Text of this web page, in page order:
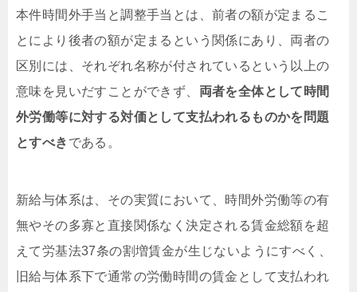
本件時間外手当と調整手当とは、前者の額が定まるこ
とにより後者の額が定まるという関係にあり、両者の
区別には、それぞれ名称が付されているという以上の
意味を見いだすことができず、 両者を全体として時間
外労働等に対する対価として支払われるものかを問題
とすべき である。
新給与体系は、その実質において、時間外労働等の有
無やその多寡と直接関係なく決定される賃金総額を超
えて労基法37条の割増賃金が生じないようにすべく、
旧給与体系下で通常の労働時間の賃金として支払われ